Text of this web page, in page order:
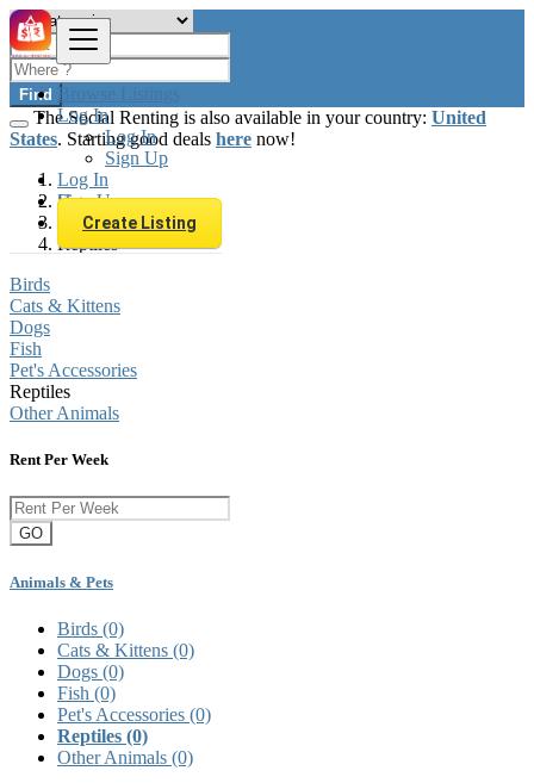
Browse Listings
Log In
Log In
Sign Up
Log In
Sign Up
Create Listing
Find
The Social Renting is also available in your country: United
States. Starting good deals here now!
Hungary
Animals & Pets
Reptiles
Birds
Cats & Kittens
Dogs
Fish
Pet's Accessories
Reptiles
Other Animals
Rent Per Week
GO
Animals & Pets
Birds (0)
Cats & Kittens (0)
Dogs (0)
Fish (0)
Pet's Accessories (0)
Reptiles (0)
Other Animals (0)